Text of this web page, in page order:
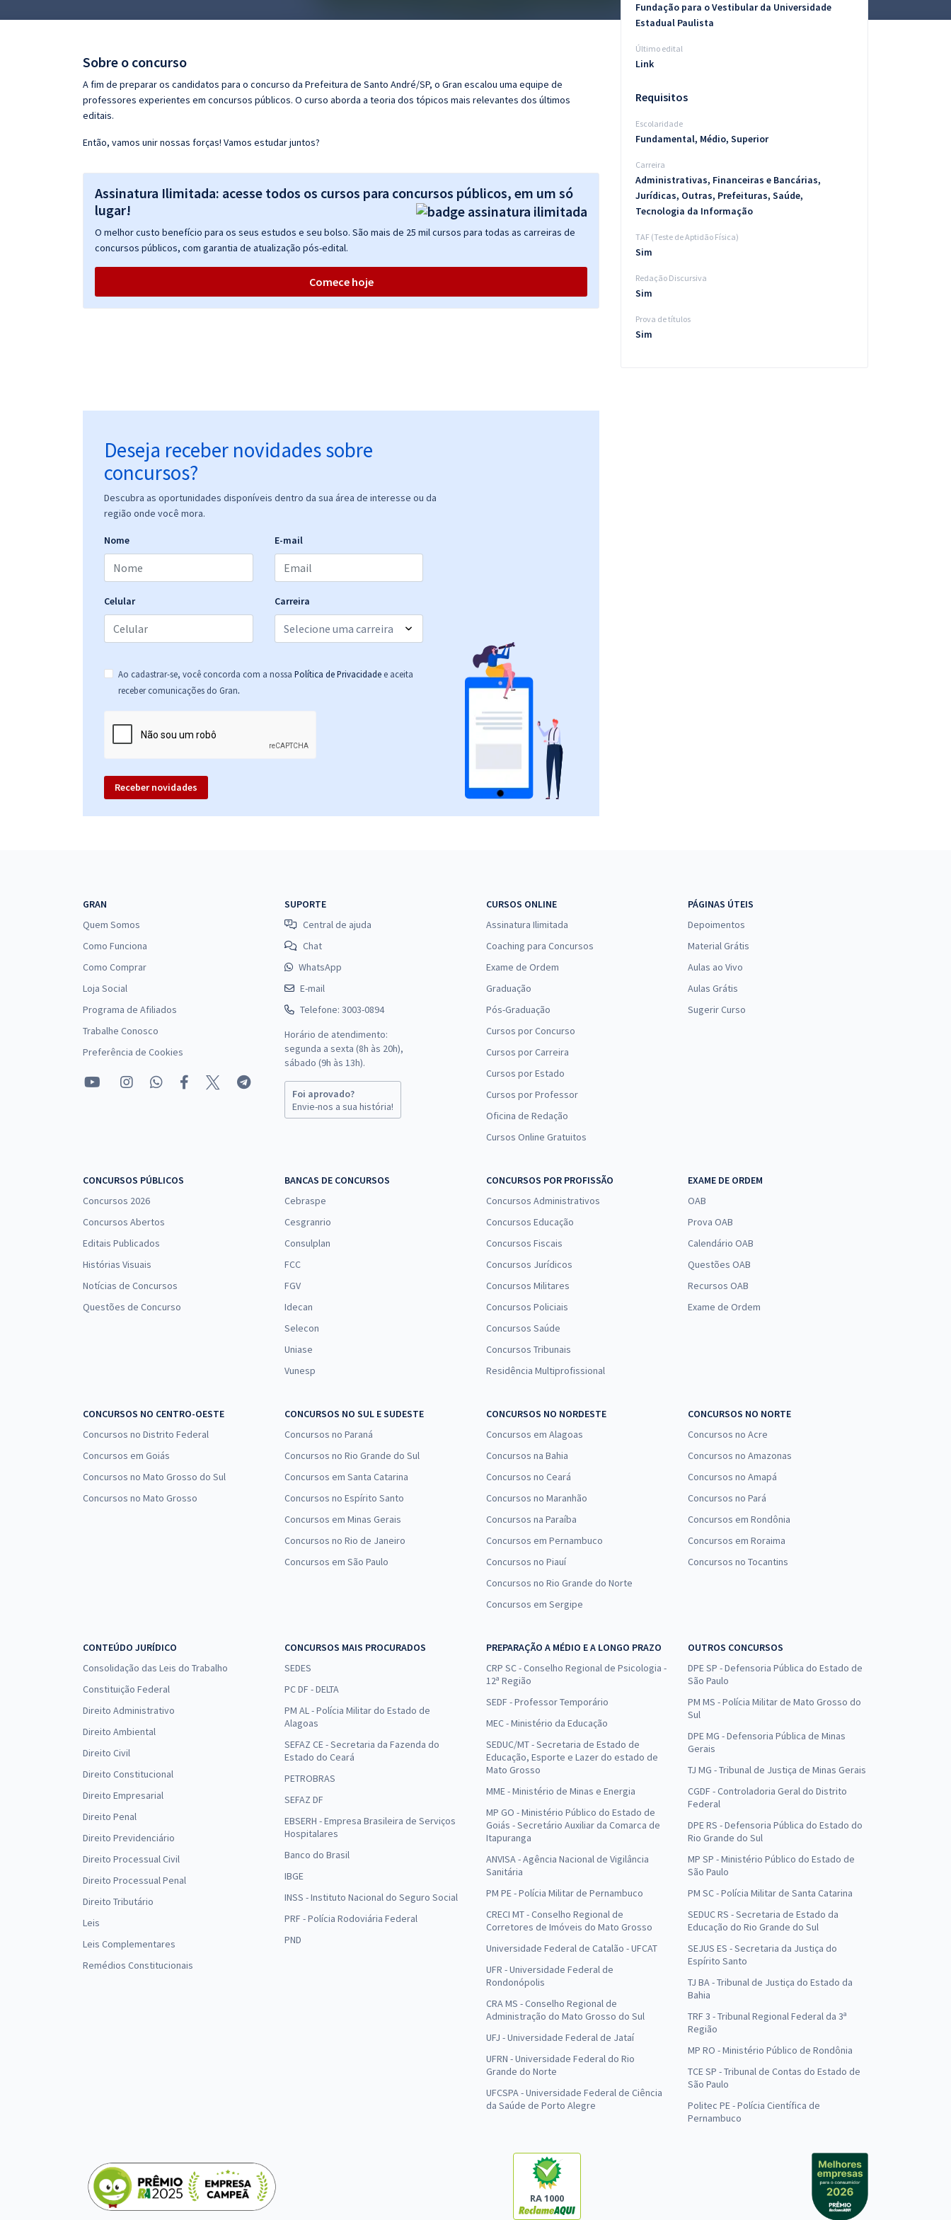
Questões grátis
Conteúdo gratuito
Sobre o concurso
A fim de preparar os candidatos para o concurso da Prefeitura de Santo André/SP, o Gran escalou uma equipe de
professores experientes em concursos públicos. O curso aborda a teoria dos tópicos mais relevantes dos últimos
editais.
Então, vamos unir nossas forças! Vamos estudar juntos?
Assinatura Ilimitada: acesse todos os cursos para concursos públicos, em um só
lugar!
O melhor custo benefício para os seus estudos e seu bolso. São mais de 25 mil cursos para todas as carreiras de
concursos públicos, com garantia de atualização pós-edital.
Comece hoje
Deseja receber novidades sobre
concursos?
Descubra as oportunidades disponíveis dentro da sua área de interesse ou da
região onde você mora.
Nome E-mail
Celular Carreira
Ao cadastrar-se, você concorda com a nossa Política de Privacidade e aceita
receber comunicações do Gran.
Receber novidades
Fundação para o Vestibular da Universidade
Estadual Paulista
Último edital
Link
Requisitos
Escolaridade
Fundamental, Médio, Superior
Carreira
Administrativas, Financeiras e Bancárias,
Jurídicas, Outras, Prefeituras, Saúde,
Tecnologia da Informação
TAF (Teste de Aptidão Física)
Sim
Redação Discursiva
Sim
Prova de títulos
Sim
GRAN
Quem Somos
Como Funciona
Como Comprar
Loja Social
Programa de Afiliados
Trabalhe Conosco
Preferência de Cookies
SUPORTE
Central de ajuda
Chat
WhatsApp
E-mail
Telefone: 3003-0894
Horário de atendimento:
segunda a sexta (8h às 20h),
sábado (9h às 13h).
Foi aprovado?
Envie-nos a sua história!
CURSOS ONLINE
Assinatura Ilimitada
Coaching para Concursos
Exame de Ordem
Graduação
Pós-Graduação
Cursos por Concurso
Cursos por Carreira
Cursos por Estado
Cursos por Professor
Oficina de Redação
Cursos Online Gratuitos
PÁGINAS ÚTEIS
Depoimentos
Material Grátis
Aulas ao Vivo
Aulas Grátis
Sugerir Curso
CONCURSOS PÚBLICOS
Concursos 2026
Concursos Abertos
Editais Publicados
Histórias Visuais
Notícias de Concursos
Questões de Concurso
BANCAS DE CONCURSOS
Cebraspe
Cesgranrio
Consulplan
FCC
FGV
Idecan
Selecon
Uniase
Vunesp
CONCURSOS POR PROFISSÃO
Concursos Administrativos
Concursos Educação
Concursos Fiscais
Concursos Jurídicos
Concursos Militares
Concursos Policiais
Concursos Saúde
Concursos Tribunais
Residência Multiprofissional
EXAME DE ORDEM
OAB
Prova OAB
Calendário OAB
Questões OAB
Recursos OAB
Exame de Ordem
CONCURSOS NO CENTRO-OESTE
Concursos no Distrito Federal
Concursos em Goiás
Concursos no Mato Grosso do Sul
Concursos no Mato Grosso
CONCURSOS NO SUL E SUDESTE
Concursos no Paraná
Concursos no Rio Grande do Sul
Concursos em Santa Catarina
Concursos no Espírito Santo
Concursos em Minas Gerais
Concursos no Rio de Janeiro
Concursos em São Paulo
CONCURSOS NO NORDESTE
Concursos em Alagoas
Concursos na Bahia
Concursos no Ceará
Concursos no Maranhão
Concursos na Paraíba
Concursos em Pernambuco
Concursos no Piauí
Concursos no Rio Grande do Norte
Concursos em Sergipe
CONCURSOS NO NORTE
Concursos no Acre
Concursos no Amazonas
Concursos no Amapá
Concursos no Pará
Concursos em Rondônia
Concursos em Roraima
Concursos no Tocantins
CONTEÚDO JURÍDICO
Consolidação das Leis do Trabalho
Constituição Federal
Direito Administrativo
Direito Ambiental
Direito Civil
Direito Constitucional
Direito Empresarial
Direito Penal
Direito Previdenciário
Direito Processual Civil
Direito Processual Penal
Direito Tributário
Leis
Leis Complementares
Remédios Constitucionais
CONCURSOS MAIS PROCURADOS
SEDES
PC DF - DELTA
PM AL - Polícia Militar do Estado de
Alagoas
SEFAZ CE - Secretaria da Fazenda do
Estado do Ceará
PETROBRAS
SEFAZ DF
EBSERH - Empresa Brasileira de Serviços
Hospitalares
Banco do Brasil
IBGE
INSS - Instituto Nacional do Seguro Social
PRF - Polícia Rodoviária Federal
PND
PREPARAÇÃO A MÉDIO E A LONGO PRAZO
CRP SC - Conselho Regional de Psicologia -
12ª Região
SEDF - Professor Temporário
MEC - Ministério da Educação
SEDUC/MT - Secretaria de Estado de
Educação, Esporte e Lazer do estado de
Mato Grosso
MME - Ministério de Minas e Energia
MP GO - Ministério Público do Estado de
Goiás - Secretário Auxiliar da Comarca de
Itapuranga
ANVISA - Agência Nacional de Vigilância
Sanitária
PM PE - Polícia Militar de Pernambuco
CRECI MT - Conselho Regional de
Corretores de Imóveis do Mato Grosso
Universidade Federal de Catalão - UFCAT
UFR - Universidade Federal de
Rondonópolis
CRA MS - Conselho Regional de
Administração do Mato Grosso do Sul
UFJ - Universidade Federal de Jataí
UFRN - Universidade Federal do Rio
Grande do Norte
UFCSPA - Universidade Federal de Ciência
da Saúde de Porto Alegre
OUTROS CONCURSOS
DPE SP - Defensoria Pública do Estado de
São Paulo
PM MS - Polícia Militar de Mato Grosso do
Sul
DPE MG - Defensoria Pública de Minas
Gerais
TJ MG - Tribunal de Justiça de Minas Gerais
CGDF - Controladoria Geral do Distrito
Federal
DPE RS - Defensoria Pública do Estado do
Rio Grande do Sul
MP SP - Ministério Público do Estado de
São Paulo
PM SC - Polícia Militar de Santa Catarina
SEDUC RS - Secretaria de Estado da
Educação do Rio Grande do Sul
SEJUS ES - Secretaria da Justiça do
Espírito Santo
TJ BA - Tribunal de Justiça do Estado da
Bahia
TRF 3 - Tribunal Regional Federal da 3ª
Região
MP RO - Ministério Público de Rondônia
TCE SP - Tribunal de Contas do Estado de
São Paulo
Politec PE - Polícia Científica de
Pernambuco
RA 1000